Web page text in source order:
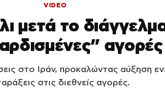
VIDEO
μετά το
αγορές
στο Ιράν, προκαλώντας αύξηση
στις διεθνείς αγορές.